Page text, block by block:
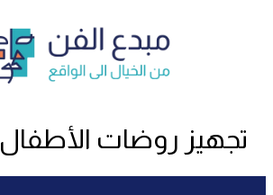
تجهيز روضات الأطفال